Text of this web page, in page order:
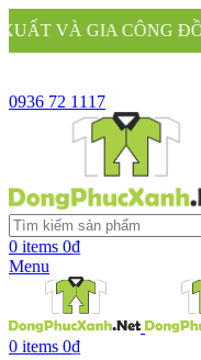
ĐỒNG PHỤC
0936 72 1117
0 items 0₫
Menu
0 items 0₫